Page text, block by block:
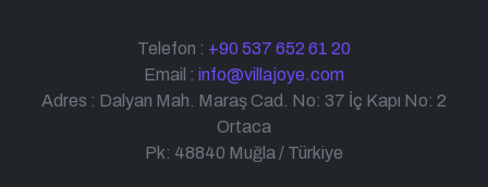
Telefon : +90 537 652 61 20
Email : info@villajoye.com
Adres : Dalyan Mah. Maraş Cad. No: 37 İç Kapı No: 2
Ortaca
Pk: 48840 Muğla / Türkiye